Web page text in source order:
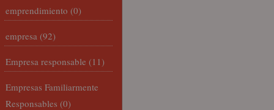
emprendimiento (0)
empresa (92)
Empresa responsable (11)
Empresas Familiarmente
Responsables (0)